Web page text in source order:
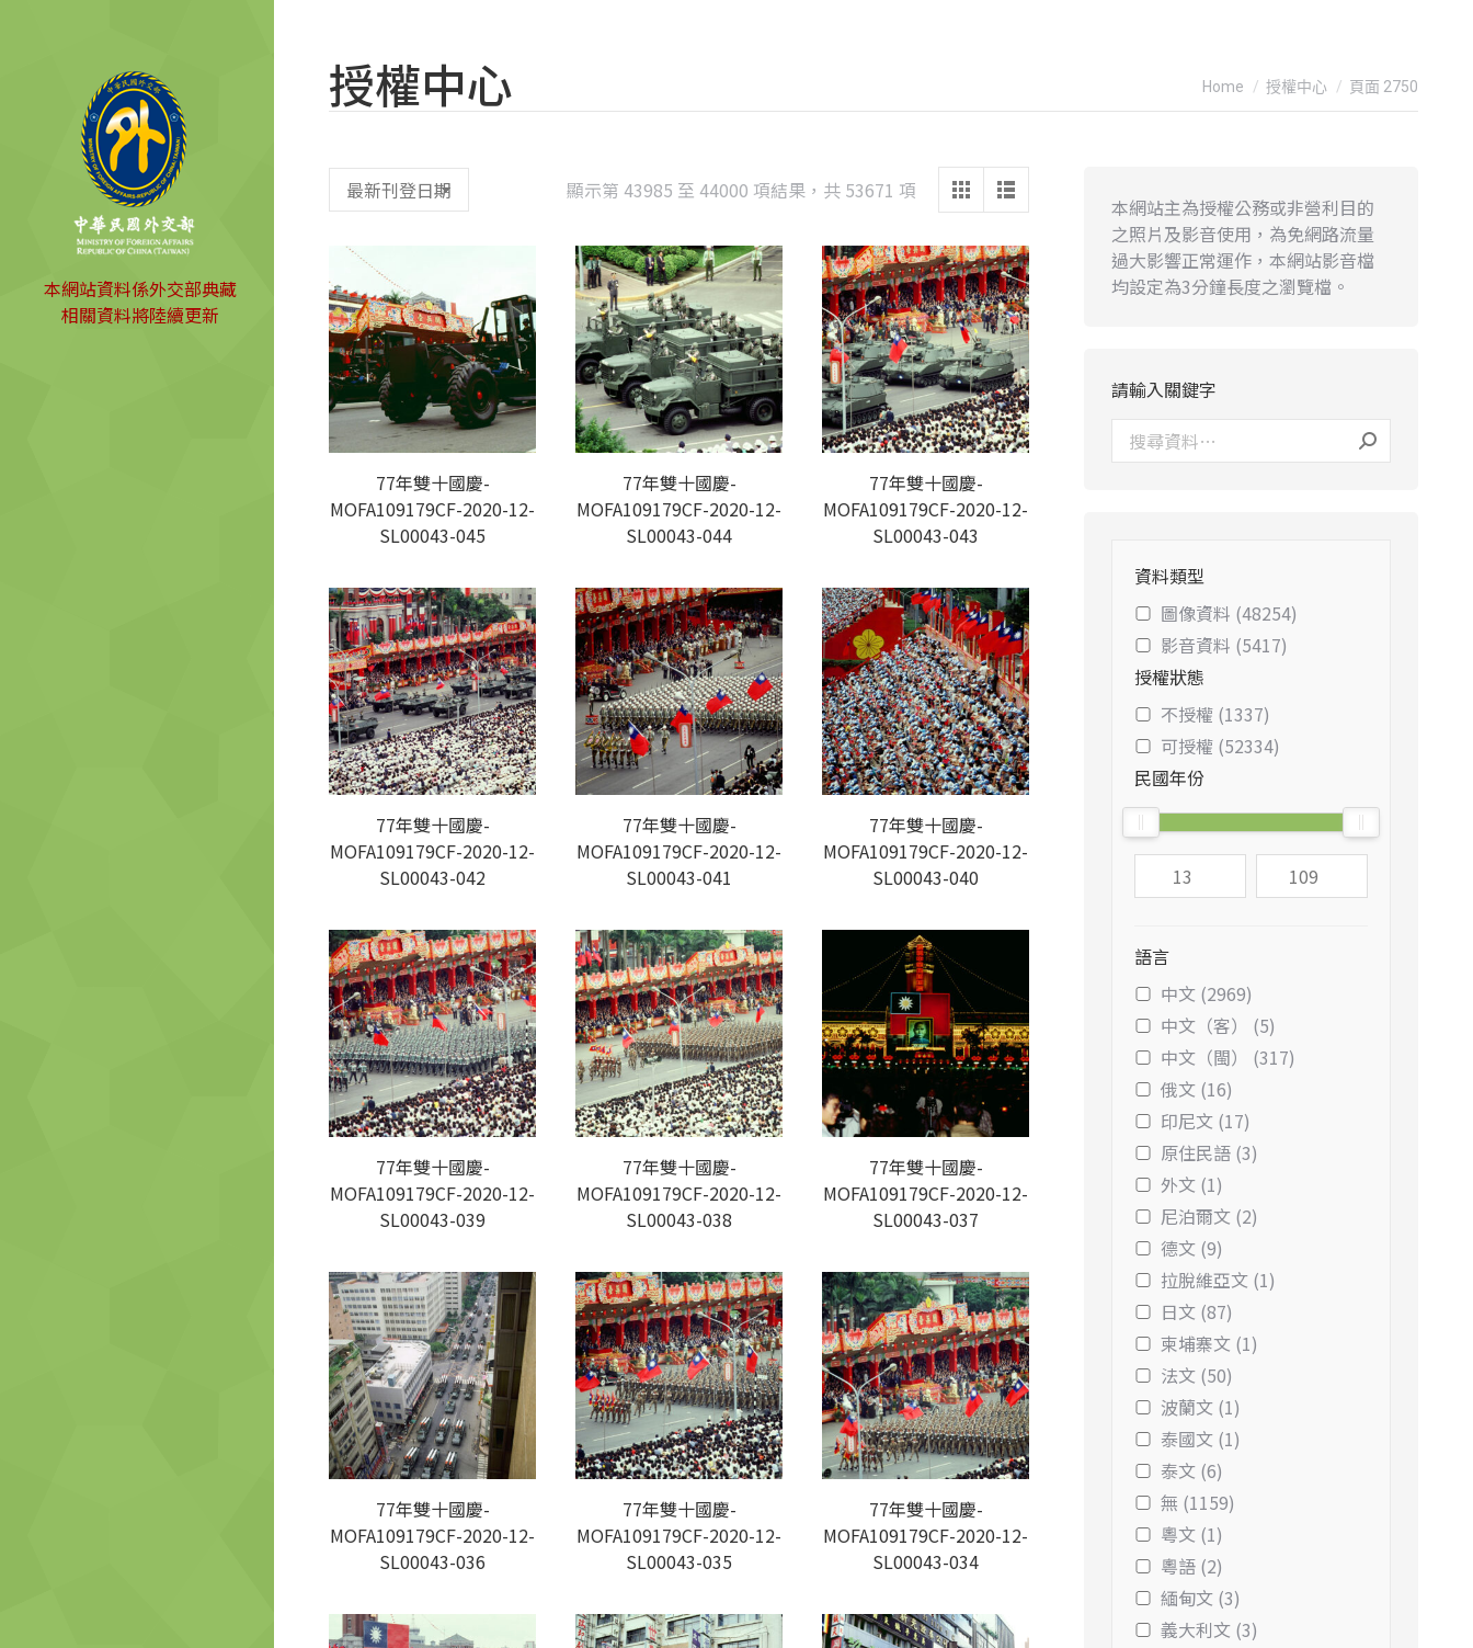
本網站資料係外交部典藏
相關資料將陸續更新
授權中心 You are here:
Home 授權中心 頁面 2750
顯示第 43985 至 44000 項結果，共 53671 項 Sorted
latest
77年雙十國慶-
MOFA109179CF-2020-12-
SL00043-045
77年雙十國慶-
MOFA109179CF-2020-12-
SL00043-044
77年雙十國慶-
MOFA109179CF-2020-12-
SL00043-043
77年雙十國慶-
MOFA109179CF-2020-12-
SL00043-042
77年雙十國慶-
MOFA109179CF-2020-12-
SL00043-041
77年雙十國慶-
MOFA109179CF-2020-12-
SL00043-040
77年雙十國慶-
MOFA109179CF-2020-12-
SL00043-039
77年雙十國慶-
MOFA109179CF-2020-12-
SL00043-038
77年雙十國慶-
MOFA109179CF-2020-12-
SL00043-037
77年雙十國慶-
MOFA109179CF-2020-12-
SL00043-036
77年雙十國慶-
MOFA109179CF-2020-12-
SL00043-035
77年雙十國慶-
MOFA109179CF-2020-12-
SL00043-034
本網站主為授權公務或非營利目的
之照片及影音使用，為免網路流量
過大影響正常運作，本網站影音檔
均設定為3分鐘長度之瀏覽檔。
請輸入關鍵字
資料類型
圖像資料 (48254)
影音資料 (5417)
授權狀態
不授權 (1337)
可授權 (52334)
民國年份
語言
中文 (2969)
中文（客） (5)
中文（閩） (317)
俄文 (16)
印尼文 (17)
原住民語 (3)
外文 (1)
尼泊爾文 (2)
德文 (9)
拉脫維亞文 (1)
日文 (87)
柬埔寨文 (1)
法文 (50)
波蘭文 (1)
泰國文 (1)
泰文 (6)
無 (1159)
粵文 (1)
粵語 (2)
緬甸文 (3)
義大利文 (3)